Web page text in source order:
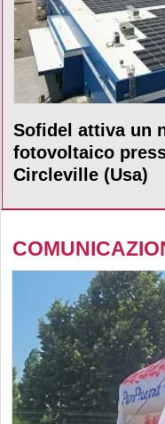
Sofidel attiva un
fotovoltaico
Circleville (Usa)